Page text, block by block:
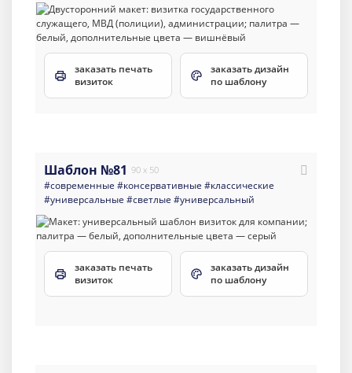
заказать печать
визиток
заказать дизайн
по шаблону
Шаблон №81 90 x 50
#современные #консервативные #классические
#универсальные #светлые #универсальный
заказать печать
визиток
заказать дизайн
по шаблону